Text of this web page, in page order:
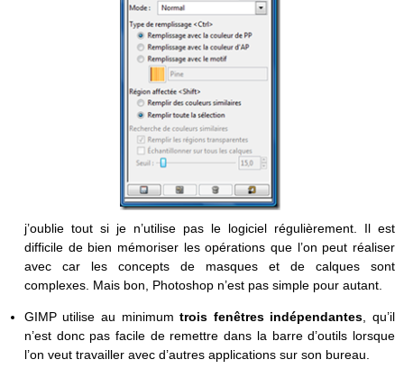
j’oublie tout si je n’utilise pas le logiciel régulièrement. Il est
difficile de bien mémoriser les opérations que l’on peut réaliser
avec car les concepts de masques et de calques sont
complexes. Mais bon, Photoshop n’est pas simple pour autant.
GIMP utilise au minimumtrois fenêtres indépendantes , qu’il
n’est donc pas facile de remettre dans la barre d’outils lorsque
l’on veut travailler avec d’autres applications sur son bureau.